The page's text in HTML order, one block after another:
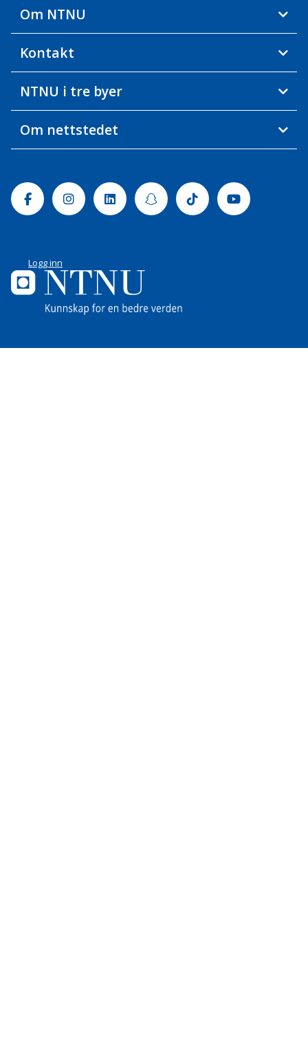
Om NTNU
Kontakt
NTNU i tre byer
Om nettstedet
FacebookInstagramLinkedinSnapchatTiktok Youtube
Logg inn